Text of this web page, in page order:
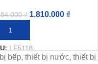
₫ 1.810.000 ₫
THÊM VÀO GIỎ HÀNG
LF5118
bếp, thiết bị nước, thiết bị